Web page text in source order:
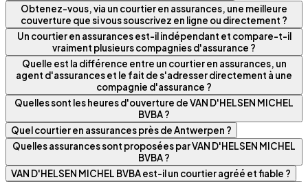
Obtenez-vous, via un courtier en assurances, une meilleure
couverture que si vous souscrivez en ligne ou directement ?
Un courtier en assurances est-il indépendant et compare-t-il
vraiment plusieurs compagnies d'assurance ?
Quelle est la différence entre un courtier en assurances, un
agent d'assurances et le fait de s'adresser directement à une
compagnie d'assurance ?
Quelles sont les heures d'ouverture de VAN D'HELSEN MICHEL
BVBA ?
Quel courtier en assurances près de Antwerpen ?
Quelles assurances sont proposées par VAN D'HELSEN MICHEL
BVBA ?
VAN D'HELSEN MICHEL BVBA est-il un courtier agréé et fiable ?